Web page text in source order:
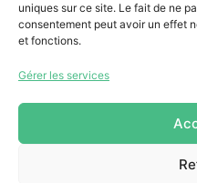
uniques sur ce site. Le fait de ne
consentement peut avoir un effet
et fonctions.
Gérer les services